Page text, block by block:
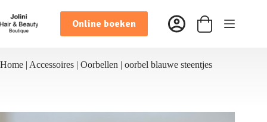
naar
de
inhoud
Online boeken Winkelwagen
Home | Accessoires | Oorbellen | oorbel blauwe steentjes